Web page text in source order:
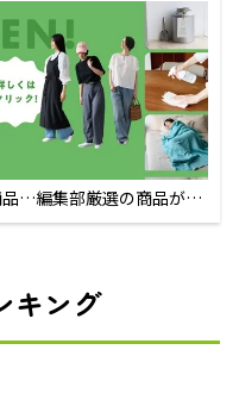
…編集部厳選の商品が買
キング